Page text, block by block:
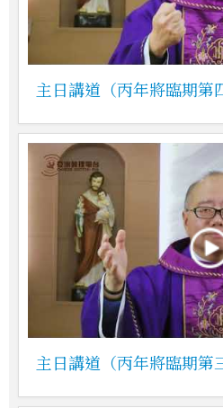
主日講道（丙年將臨期第
主日講道（丙年將臨期第